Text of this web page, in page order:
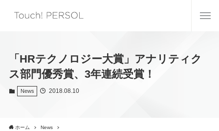
「HRテクノロジー大賞」アナリティク
ス部門優秀賞、3年連続受賞！
News 2018.08.10
ホーム News